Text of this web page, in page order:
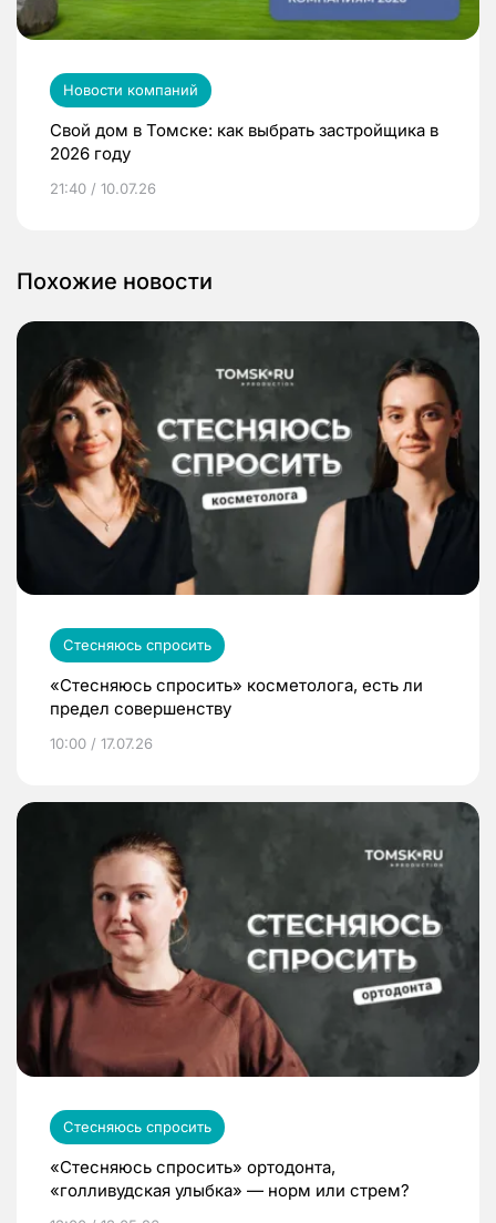
Новости компаний
Свой дом в Томске: как выбрать застройщика в
2026 году
21:40 / 10.07.26
Похожие новости
Стесняюсь спросить
«Стесняюсь спросить» косметолога, есть ли
предел совершенству
10:00 / 17.07.26
Стесняюсь спросить
«Стесняюсь спросить» ортодонта,
«голливудская улыбка» — норм или стрем?